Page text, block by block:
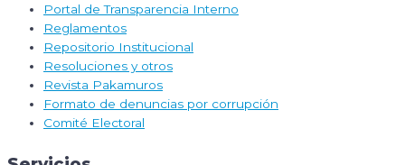
Portal de Transparencia Interno
Reglamentos
Repositorio Institucional
Resoluciones y otros
Revista Pakamuros
Formato de denuncias por corrupción
Comité Electoral